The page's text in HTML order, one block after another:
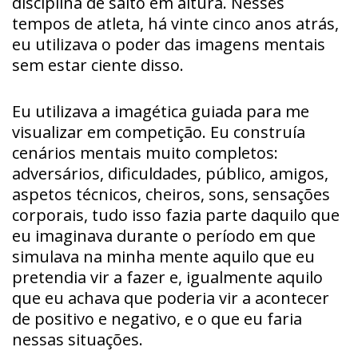
tempos de atleta, há vinte cinco anos atrás,
eu utilizava o poder das imagens mentais
sem estar ciente disso.
Eu utilizava a imagética guiada para me
visualizar em competição. Eu construía
cenários mentais muito completos:
adversários, dificuldades, público, amigos,
aspetos técnicos, cheiros, sons, sensações
corporais, tudo isso fazia parte daquilo que
eu imaginava durante o período em que
simulava na minha mente aquilo que eu
pretendia vir a fazer e, igualmente aquilo
que eu achava que poderia vir a acontecer
de positivo e negativo, e o que eu faria
nessas situações.